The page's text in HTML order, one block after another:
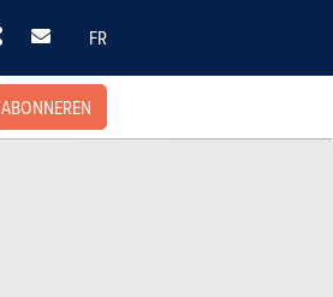
FR
ABONNEREN